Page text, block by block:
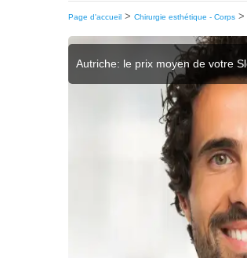
Page d'accueil > Chirurgie esthétique - Corps >
Autriche: le prix moyen de votre